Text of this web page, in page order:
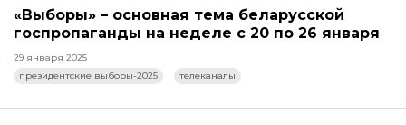
«Выборы» – основная тема беларусской
госпропаганды на неделе с 20 по 26 января
29 января 2025
президентские выборы-2025
телеканалы